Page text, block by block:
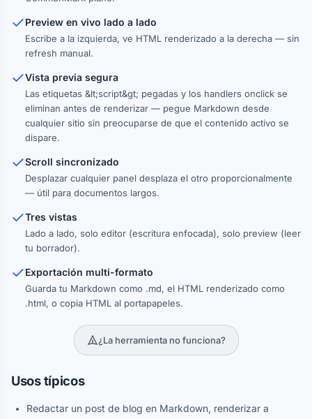
Preview en vivo lado a lado
Escribe a la izquierda, ve HTML renderizado a la derecha — sin
refresh manual.
Vista previa segura
Las etiquetas &lt;script&gt; pegadas y los handlers onclick se
eliminan antes de renderizar — pegue Markdown desde
cualquier sitio sin preocuparse de que el contenido activo se
dispare.
Scroll sincronizado
Desplazar cualquier panel desplaza el otro proporcionalmente
— útil para documentos largos.
Tres vistas
Lado a lado, solo editor (escritura enfocada), solo preview (leer
tu borrador).
Exportación multi-formato
Guarda tu Markdown como .md, el HTML renderizado como
.html, o copia HTML al portapapeles.
¿La herramienta no funciona?
Usos típicos
Redactar un post de blog en Markdown, renderizar a